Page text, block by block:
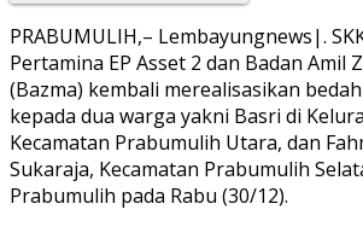
PRABUMULIH,– Lembayungnews|.
Pertamina EP Asset 2 dan Badan Amil
(Bazma) kembali merealisasikan
kepada dua warga yakni Basri di
Kecamatan Prabumulih Utara, dan
Sukaraja, Kecamatan Prabumulih
Prabumulih pada Rabu (30/12).